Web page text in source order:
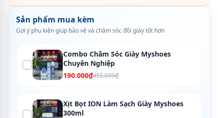
Sản phẩm mua kèm
Gợi ý phụ kiện giúp bảo vệ và chăm sóc đôi giày tốt hơn
Combo Chăm Sóc Giày Myshoes
Chuyên Nghiệp
190.000₫455.000₫
Xịt Bọt ION Làm Sạch Giày Myshoes
300ml